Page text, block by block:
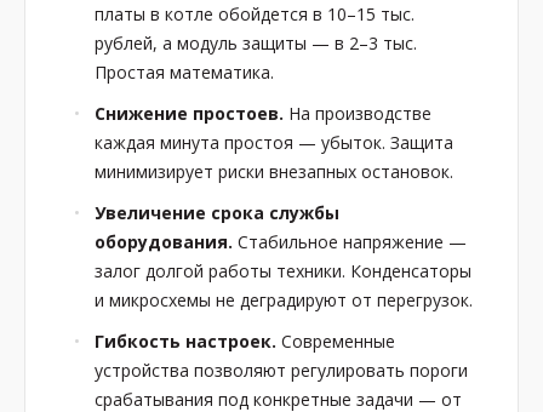
платы в котле обойдется в 10–15 тыс.
рублей, а модуль защиты — в 2–3 тыс.
Простая математика.
Снижение простоев. На производстве
каждая минута простоя — убыток. Защита
минимизирует риски внезапных остановок.
Увеличение срока службы
оборудования. Стабильное напряжение —
залог долгой работы техники. Конденсаторы
и микросхемы не деградируют от перегрузок.
Гибкость настроек. Современные
устройства позволяют регулировать пороги
срабатывания под конкретные задачи — от